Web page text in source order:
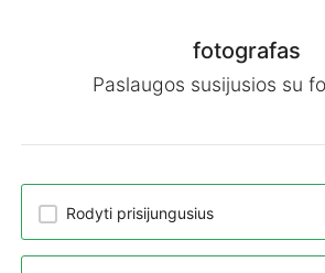
fotografas
Paslaugos susijusios su
Rodyti prisijungusius